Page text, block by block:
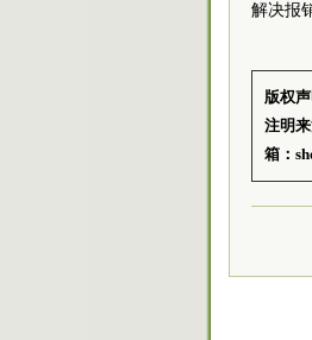
解决报
版权
注明
箱：